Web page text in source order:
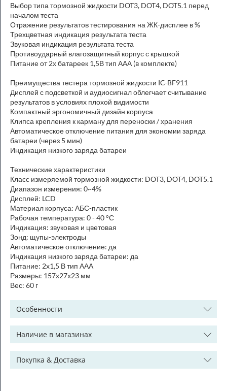
Выбор типа тормозной жидкости DOT3, DOT4, DOT5.1 перед
началом теста
Отражение результатов тестирования на ЖК-дисплее в %
Трехцветная индикация результата теста
Звуковая индикация результата теста
Противоударный влагозащитный корпус с крышкой
Питание от 2х батареек 1,5В тип ААА (в комплекте)
Преимущества тестера тормозной жидкости IC-BF911
Дисплей с подсветкой и аудиосигнал облегчает считывание
результатов в условиях плохой видимости
Компактный эргономичный дизайн корпуса
Клипса крепления к карману для переноски / хранения
Автоматическое отключение питания для экономии заряда
батареи (через 5 мин)
Индикация низкого заряда батареи
Технические характеристики
Класс измеряемой тормозной жидкости: DOT3, DOT4, DOT5.1
Диапазон измерения: 0~4%
Дисплей: LCD
Материал корпуса: АБС-пластик
Рабочая температура: 0 - 40 °С
Индикация: звуковая и цветовая
Зонд: щупы-электроды
Автоматическое отключение: да
Индикация низкого заряда батареи: да
Питание: 2х1,5 В тип ААА
Размеры: 157х27х23 мм
Вес: 60 г
Особенности
Наличие в магазинах
Покупка & Доставка